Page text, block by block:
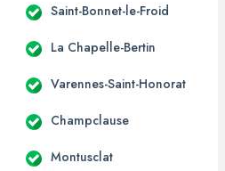
Saint-Bonnet-le-Froid
La Chapelle-Bertin
Varennes-Saint-Honorat
Champclause
Montusclat